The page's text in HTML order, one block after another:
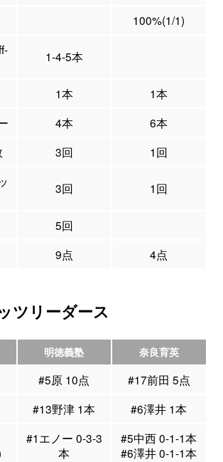
100%(1/1)
1-4-5本
1本
1本
4本
6本
3回
1回
3回 1回
5回
9点 4点
ツリーダース
明徳義塾 奈良育英
#5原 10点
#17前田 5点
#13野津 1本
#6澤井 1本
#1エノー 0-3-3
本
#5中西 0-1-1本
#6澤井 0-1-1本